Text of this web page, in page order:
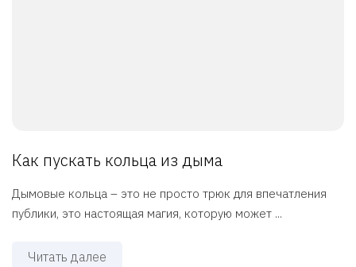
Как пускать кольца из дыма
Дымовые кольца – это не просто трюк для впечатления
публики, это настоящая магия, которую может ...
Читать далее